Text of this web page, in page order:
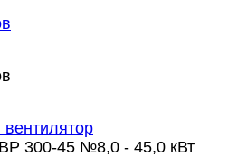
300-45 №8,0 - 45,0 кВт